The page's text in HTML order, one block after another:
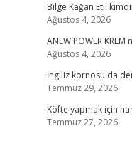
Bilge Kağan Etil
Ağustos 4, 2026
ANEW POWER KREM
Ağustos 4, 2026
İngiliz kornosu da
Temmuz 29, 2026
Köfte yapmak için
Temmuz 27, 2026